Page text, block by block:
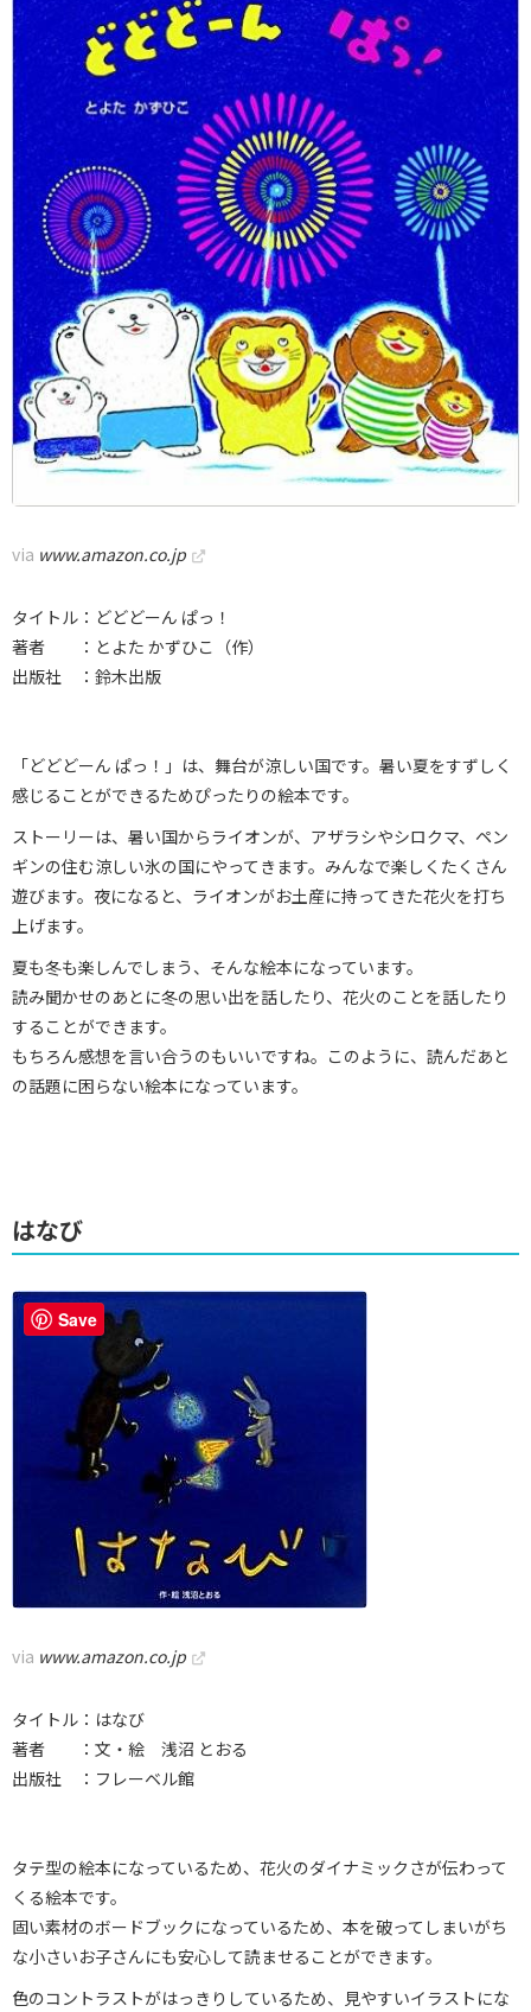
via www.amazon.co.jp
タイトル：どどどーん ぱっ！
著者 ：とよた かずひこ（作）
出版社 ：鈴木出版
「どどどーん ぱっ！」は、舞台が涼しい国です。暑い夏をすずしく
感じることができるためぴったりの絵本です。
ストーリーは、暑い国からライオンが、アザラシやシロクマ、ペン
ギンの住む涼しい氷の国にやってきます。みんなで楽しくたくさん
遊びます。夜になると、ライオンがお土産に持ってきた花火を打ち
上げます。
夏も冬も楽しんでしまう、そんな絵本になっています。
読み聞かせのあとに冬の思い出を話したり、花火のことを話したり
することができます。
もちろん感想を言い合うのもいいですね。このように、読んだあと
の話題に困らない絵本になっています。
はなび
via www.amazon.co.jp
タイトル：はなび
著者 ：文・絵 浅沼 とおる
出版社 ：フレーベル館
タテ型の絵本になっているため、花火のダイナミックさが伝わって
くる絵本です。
固い素材のボードブックになっているため、本を破ってしまいがち
な小さいお子さんにも安心して読ませることができます。
色のコントラストがはっきりしているため、見やすいイラストにな
Save